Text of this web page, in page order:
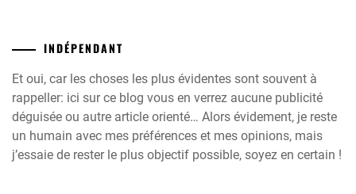
INDÉPENDANT
Et oui, car les choses les plus évidentes sont souvent à
rappeller: ici sur ce blog vous en verrez aucune publicité
déguisée ou autre article orienté… Alors évidement, je reste
un humain avec mes préférences et mes opinions, mais
j’essaie de rester le plus objectif possible, soyez en certain !